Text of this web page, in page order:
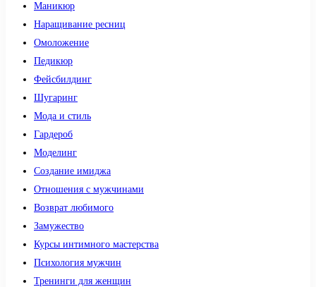
Маникюр
Наращивание ресниц
Омоложение
Педикюр
Фейсбилдинг
Шугаринг
Мода и стиль
Гардероб
Моделинг
Создание имиджа
Отношения с мужчинами
Возврат любимого
Замужество
Курсы интимного мастерства
Психология мужчин
Тренинги для женщин